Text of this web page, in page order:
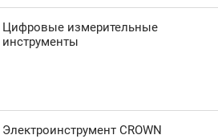
Цифровые измерительные
инструменты
Электроинструмент CROWN